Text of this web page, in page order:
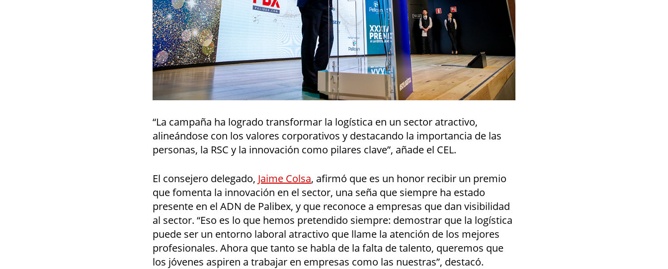
“La campaña ha logrado transformar la logística en un sector atractivo,
alineándose con los valores corporativos y destacando la importancia de las
personas, la RSC y la innovación como pilares clave”, añade el CEL.
El consejero delegado, Jaime Colsa, afirmó que es un honor recibir un premio
que fomenta la innovación en el sector, una seña que siempre ha estado
presente en el ADN de Palibex, y que reconoce a empresas que dan visibilidad
al sector. “Eso es lo que hemos pretendido siempre: demostrar que la logística
puede ser un entorno laboral atractivo que llame la atención de los mejores
profesionales. Ahora que tanto se habla de la falta de talento, queremos que
los jóvenes aspiren a trabajar en empresas como las nuestras”, destacó.